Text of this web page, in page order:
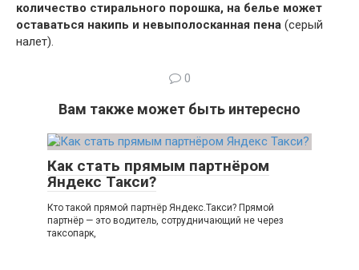
количество стирального порошка, на белье может
оставаться накипь и невыполосканная пена (серый
налет).
0
Вам также может быть интересно
Как стать прямым партнёром
Яндекс Такси?
Кто такой прямой партнёр Яндекс.Такси? Прямой
партнёр — это водитель, сотрудничающий не через
таксопарк,